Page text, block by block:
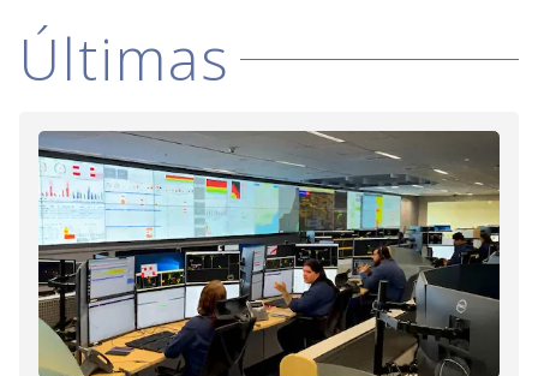
i
d
e
o
Últimas